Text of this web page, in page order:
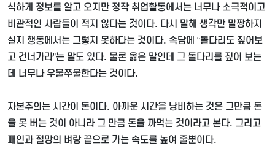
식하게 정보를 알고 오지만 정작 취업활동에서는 너무나 소극적이고
비관적인 사람들이 적지 않다는 것이다. 다시 말해 생각만 말짱하지
실지 행동에서는 그렇지 못하다는 것이다. 속담에 “돌다리도 짚어보
고 건너가라”는 말도 있다. 물론 옳은 말인데 그 돌다리를 짚어 보는
데 너무나 우물쭈물한다는 것이다.
자본주의는 시간이 돈이다. 아까운 시간을 낭비하는 것은 그만큼 돈
을 못 버는 것이 아니라 그 만큼 돈을 까먹는 것이라고 본다. 그리고
패인과 절망의 벼랑 끝으로 가는 속도를 높여 줄뿐이다.